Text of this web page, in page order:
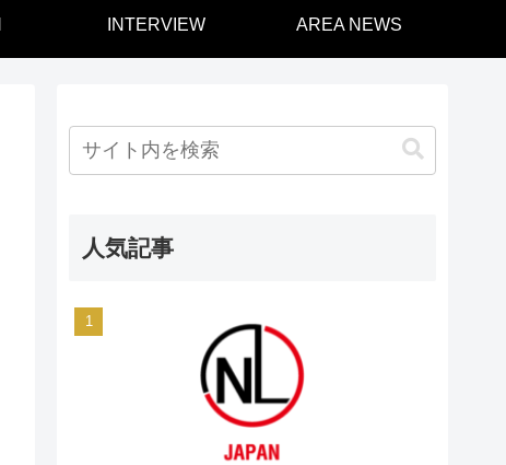
INTERVIEW AREA NEWS
人気記事